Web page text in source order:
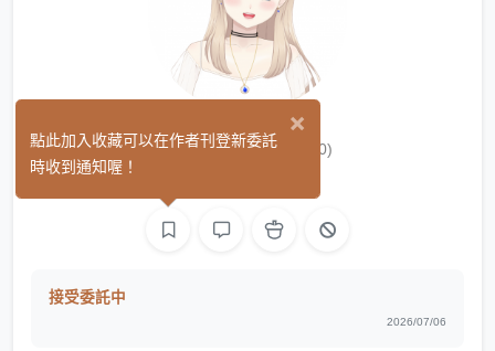
柚香Yukou (0)
接受委託中
2026/07/06
×
點此加入收藏可以在作者刊登新委託
時收到通知喔！